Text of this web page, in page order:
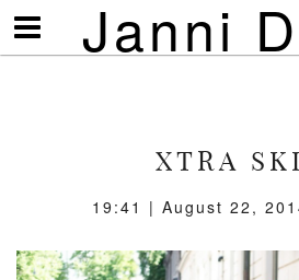
Janni
Visa/göm
meny
XTRA
19:41 | August 22,